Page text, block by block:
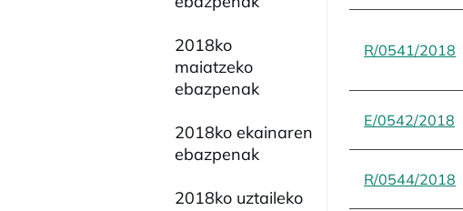
2018ko
maiatzeko
ebazpenak
2018ko ekainaren
ebazpenak
2018ko uztaileko
R/0541/2018
E/0542/2018
R/0544/2018